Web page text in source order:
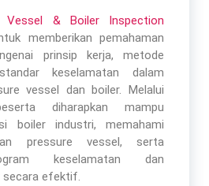
Vessel & Boiler Inspection
memberikan pemahaman
prinsip kerja, metode
keselamatan dalam
vessel dan boiler. Melalui
diharapkan mampu
boiler industri, memahami
pressure vessel, serta
keselamatan dan
secara efektif.